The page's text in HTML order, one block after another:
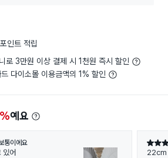
인트 적립
로 3만원 이상 결제 시 1천원 즉시 할인
다이소몰 이용금액의 1% 할인
예요
통이에요
있어
별점 5
22cm